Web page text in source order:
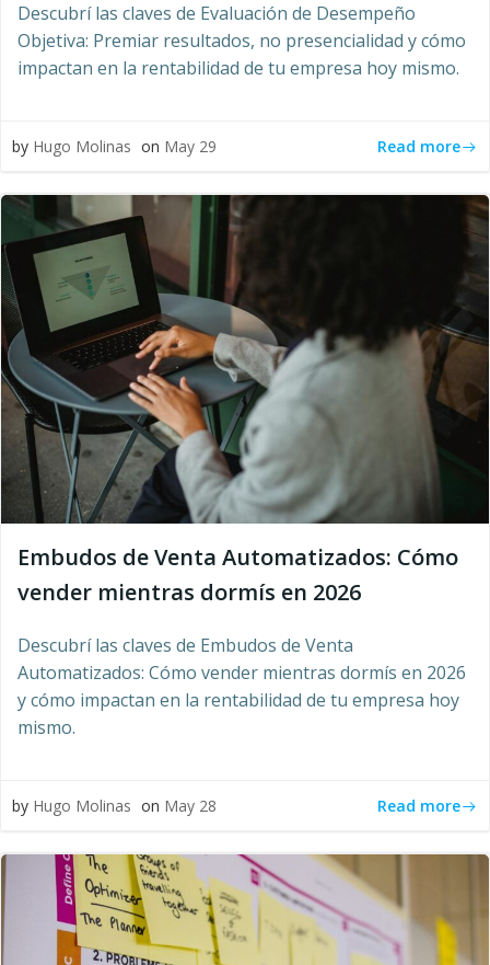
Descubrí las claves de Evaluación de Desempeño
Objetiva: Premiar resultados, no presencialidad y cómo
impactan en la rentabilidad de tu empresa hoy mismo.
by Hugo Molinas on May 29 Read more
Embudos de Venta Automatizados: Cómo
vender mientras dormís en 2026
Descubrí las claves de Embudos de Venta
Automatizados: Cómo vender mientras dormís en 2026
y cómo impactan en la rentabilidad de tu empresa hoy
mismo.
by Hugo Molinas on May 28 Read more